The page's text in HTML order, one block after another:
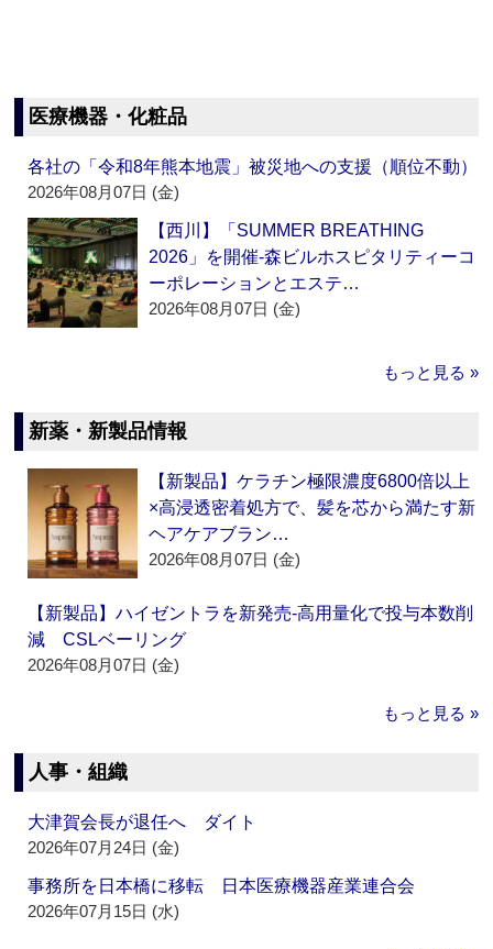
医療機器・化粧品
各社の「令和8年熊本地震」被災地への支援（順位不動）
2026年08月07日 (金)
【西川】「SUMMER BREATHING
2026」を開催‐森ビルホスピタリティーコ
ーポレーションとエステ…
2026年08月07日 (金)
もっと見る »
新薬・新製品情報
【新製品】ケラチン極限濃度6800倍以上
×高浸透密着処方で、髪を芯から満たす新
ヘアケアブラン…
2026年08月07日 (金)
【新製品】ハイゼントラを新発売‐高用量化で投与本数削
減 CSLベーリング
2026年08月07日 (金)
もっと見る »
人事・組織
大津賀会長が退任へ ダイト
2026年07月24日 (金)
事務所を日本橋に移転 日本医療機器産業連合会
2026年07月15日 (水)